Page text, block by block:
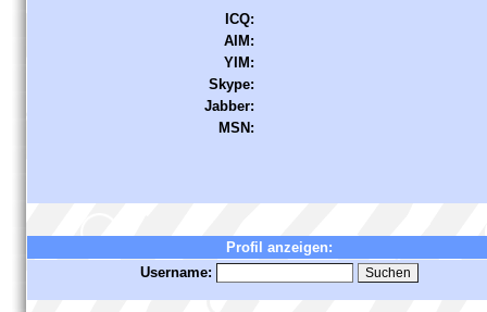
ICQ:
AIM:
YIM:
Skype:
Jabber:
MSN:
Profil anzeigen:
Username: